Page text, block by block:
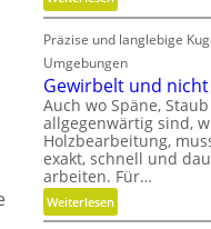
A
r
m
a
t
u
r
e
n
t
K
u
n
s
t
s
t
o
f
f
Präzise und langlebige
Umgebungen
Gewirbelt und
Auch wo Späne,
allgegenwärtig sind,
Holzbearbeitung,
exakt, schnell und
arbeiten. Für…
Weiterlesen:
G